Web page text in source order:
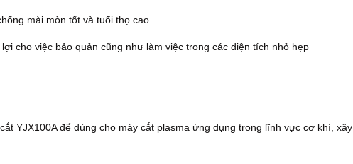
mài mòn tốt và tuổi thọ cao.
cho việc bảo quản cũng như làm việc trong các diện tích nhỏ hẹp
YJX100A để dùng cho máy cắt plasma ứng dụng trong lĩnh vực cơ khí, xây